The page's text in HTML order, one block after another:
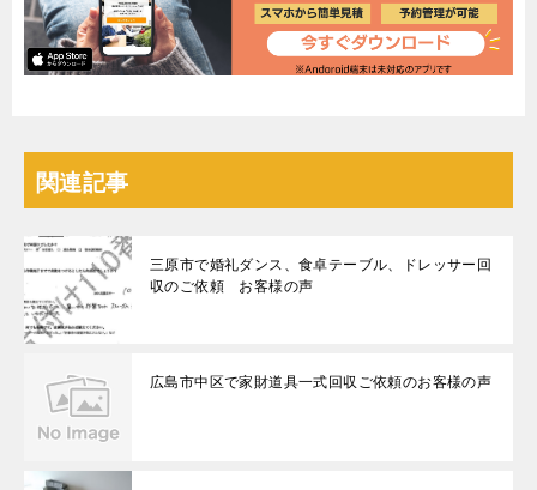
関連記事
三原市で婚礼ダンス、食卓テーブル、ドレッサー回
収のご依頼 お客様の声
広島市中区で家財道具一式回収ご依頼のお客様の声